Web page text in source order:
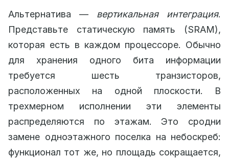
Альтернатива — вертикальная интеграция.
Представьте статическую память (SRAM),
которая есть в каждом процессоре. Обычно
для хранения одного бита информации
требуется шесть транзисторов,
расположенных на одной плоскости. В
трехмерном исполнении эти элементы
распределяются по этажам. Это сродни
замене одноэтажного поселка на небоскреб:
функционал тот же, но площадь сокращается,